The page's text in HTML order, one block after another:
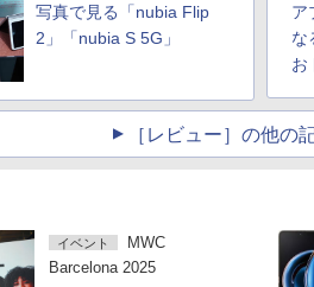
写真で見る「nubia Flip
2」「nubia S 5G」
ア
な
お
［レビュー］の他の
イベント
MWC
Barcelona 2025